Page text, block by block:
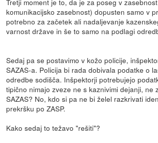
komunikacijsko zasebnost) dopusten samo v
potrebno za začetek ali nadaljevanje
varnost države in še to samo na podlagi
Sedaj pa se postavimo v kožo policije,
SAZAS-a. Policija bi rada dobivala podatke o
odredbe sodišča. Inšpektorji potrebujejo
tipično nimajo zveze ne s kaznivimi dejanji, ne
SAZAS? No, kdo si pa ne bi želel razkrivati
prekršku po ZASP.
Kako sedaj to težavo "rešiti"?